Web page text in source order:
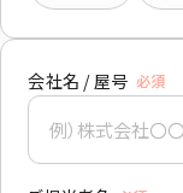
会社名 / 屋号 必須